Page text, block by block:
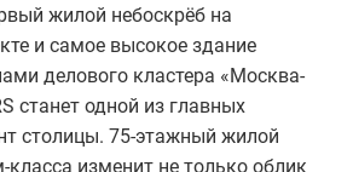
жилой небоскрёб на
и самое высокое здание
делового кластера «Москва-
станет одной из главных
столицы. 75-этажный жилой
изменит не только облик